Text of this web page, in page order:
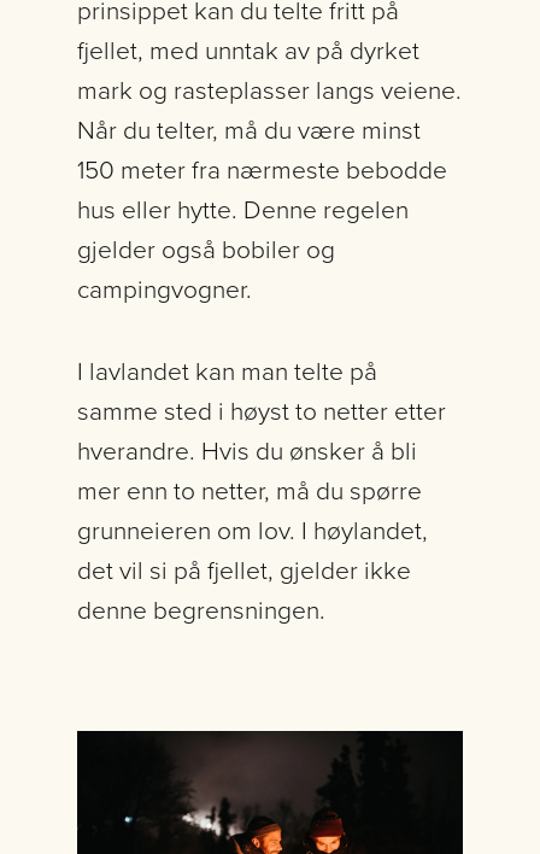
prinsippet kan du telte fritt på
fjellet, med unntak av på dyrket
mark og rasteplasser langs veiene.
Når du telter, må du være minst
150 meter fra nærmeste bebodde
hus eller hytte. Denne regelen
gjelder også bobiler og
campingvogner.
I lavlandet kan man telte på
samme sted i høyst to netter etter
hverandre. Hvis du ønsker å bli
mer enn to netter, må du spørre
grunneieren om lov. I høylandet,
det vil si på fjellet, gjelder ikke
denne begrensningen.